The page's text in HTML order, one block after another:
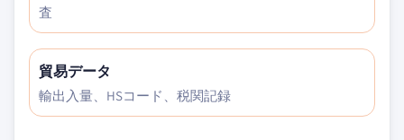
査
貿易データ
輸出入量、HSコード、税関記録